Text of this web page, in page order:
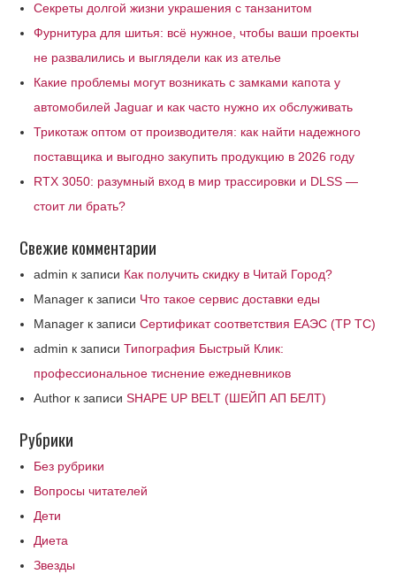
Секреты долгой жизни украшения с танзанитом
Фурнитура для шитья: всё нужное, чтобы ваши проекты
не развалились и выглядели как из ателье
Какие проблемы могут возникать с замками капота у
автомобилей Jaguar и как часто нужно их обслуживать
Трикотаж оптом от производителя: как найти надежного
поставщика и выгодно закупить продукцию в 2026 году
RTX 3050: разумный вход в мир трассировки и DLSS —
стоит ли брать?
Свежие комментарии
admin к записи Как получить скидку в Читай Город?
Manager к записи Что такое сервис доставки еды
Manager к записиСертификат соответствия ЕАЭС (ТР ТС)
admin к записиТипография Быстрый Клик:
профессиональное тиснение ежедневников
Author к записиSHAPE UP BELT (ШЕЙП АП БЕЛТ)
Рубрики
Без рубрики
Вопросы читателей
Дети
Диета
Звезды